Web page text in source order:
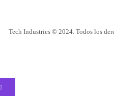
Tech Industries © 2024. Todos los